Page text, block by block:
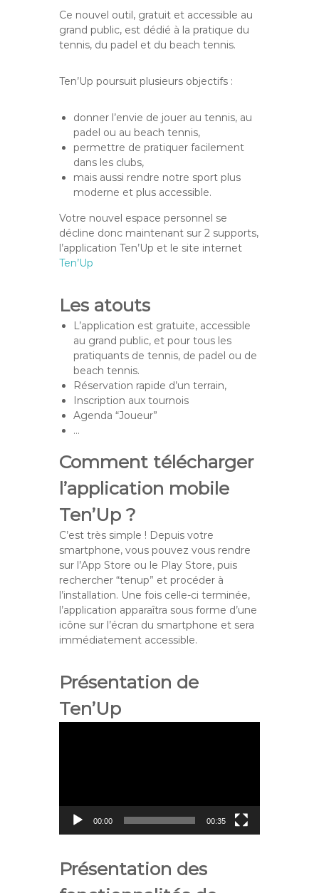
Ce nouvel outil, gratuit et accessible au
grand public, est dédié à la pratique du
tennis, du padel et du beach tennis.
Ten’Up poursuit plusieurs objectifs :
donner l’envie de jouer au tennis, au
padel ou au beach tennis,
permettre de pratiquer facilement
dans les clubs,
mais aussi rendre notre sport plus
moderne et plus accessible.
Votre nouvel espace personnel se
décline donc maintenant sur 2 supports,
l’application Ten’Up et le site internet
Ten’Up
Les atouts
L’application est gratuite, accessible
au grand public, et pour tous les
pratiquants de tennis, de padel ou de
beach tennis.
Réservation rapide d’un terrain,
Inscription aux tournois
Agenda “Joueur”
…
Comment télécharger
l’application mobile
Ten’Up ?
C’est très simple ! Depuis votre
smartphone, vous pouvez vous rendre
sur l’App Store ou le Play Store, puis
rechercher “tenup” et procéder à
l’installation. Une fois celle-ci terminée,
l’application apparaîtra sous forme d’une
icône sur l’écran du smartphone et sera
immédiatement accessible.
Présentation de
Ten’Up
u
v
d
é
00:00 00:35
Présentation des